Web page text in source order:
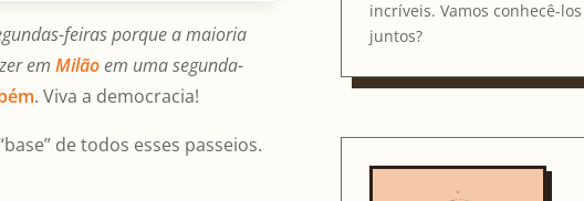
feiras porque a maioria
emMilãoem uma segunda-
. Viva a democracia!
de todos esses passeios.
incríveis. Vamos conhecê-los
juntos?